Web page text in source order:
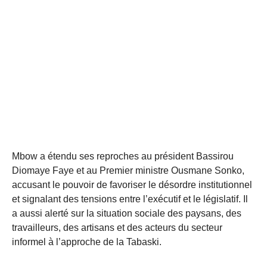
Mbow a étendu ses reproches au président Bassirou
Diomaye Faye et au Premier ministre Ousmane Sonko,
accusant le pouvoir de favoriser le désordre institutionnel
et signalant des tensions entre l’exécutif et le législatif. Il
a aussi alerté sur la situation sociale des paysans, des
travailleurs, des artisans et des acteurs du secteur
informel à l’approche de la Tabaski.